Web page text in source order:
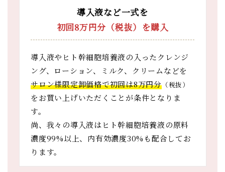
導入液など一式を
初回8万円分（税抜）を購入
導入液やヒト幹細胞培養液の入ったクレンジ
ング、ローション、ミルク、クリームなどを
サロン様限定卸価格で初回は8万円分（税抜）
をお買い上げいただくことが条件となりま
す。
尚、我々の導入液はヒト幹細胞培養液の原料
濃度99%以上、内有効濃度30%も配合してお
ります。